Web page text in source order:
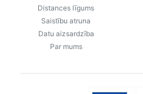
Distances līgums
Saistību atruna
Datu aizsardzība
Par mums